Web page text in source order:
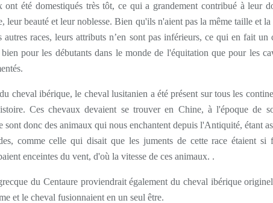
ont été domestiqués très tôt, ce qui a grandement contribué à leur
leur beauté et leur noblesse. Bien qu'ils n'aient pas la même taille et la
autres races, leurs attributs n’en sont pas inférieurs, ce qui en fait un
pour les débutants dans le monde de l'équitation que pour les
cheval ibérique, le cheval lusitanien a été présent sur tous les
Ces chevaux devaient se trouver en Chine, à l'époque de
sont donc des animaux qui nous enchantent depuis l'Antiquité, étant
comme celle qui disait que les juments de cette race étaient si
enceintes du vent, d'où la vitesse de ces animaux. .
du Centaure proviendrait également du cheval ibérique
et le cheval fusionnaient en un seul être.